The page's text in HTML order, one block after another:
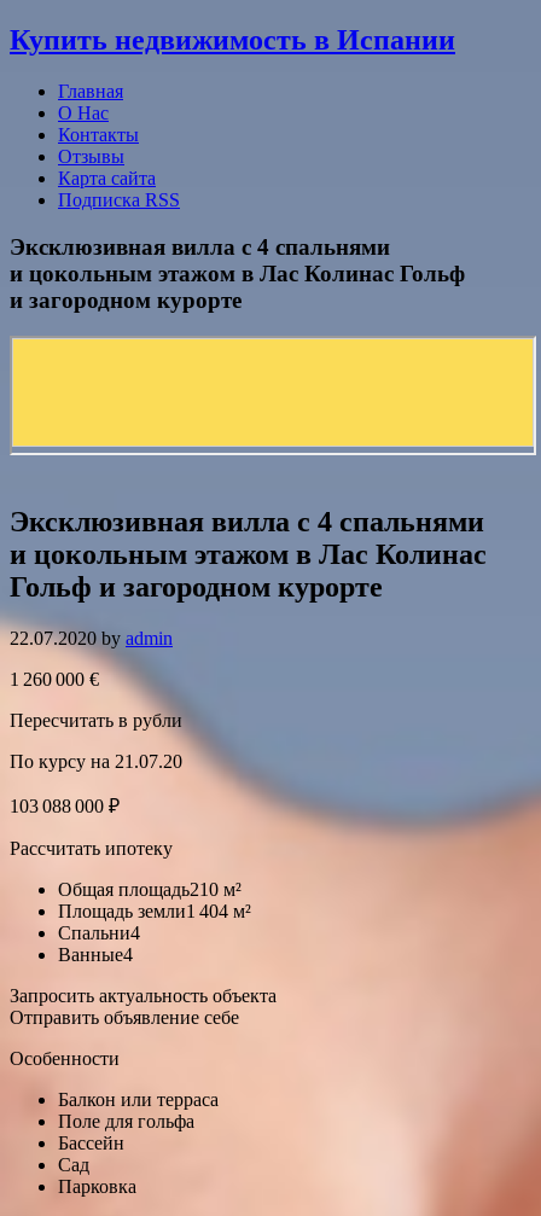
Купить недвижимость в Испании
Главная
О Нас
Контакты
Отзывы
Карта сайта
Подписка RSS
Эксклюзивная вилла с 4 спальнями
и цокольным этажом в Лас Колинас Гольф
и загородном курорте
Эксклюзивная вилла с 4 спальнями
и цокольным этажом в Лас Колинас
Гольф и загородном курорте
22.07.2020 by admin
1 260 000 €
Пересчитать в рубли
По курсу на 21.07.20
103 088 000 ₽
Рассчитать ипотеку
Общая площадь210 м²
Площадь земли1 404 м²
Спальни4
Ванные4
Запросить актуальность объекта
Отправить объявление себе
Особенности
Балкон или терраса
Поле для гольфа
Бассейн
Сад
Парковка